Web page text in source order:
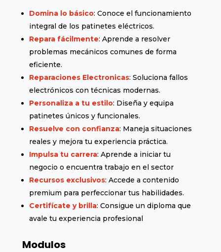
Domina lo básico: Conoce el funcionamiento
integral de los patinetes eléctricos.
Repara fácilmente: Aprende a resolver
problemas mecánicos comunes de forma
eficiente.
Reparaciones Electronicas: Soluciona fallos
electrónicos con técnicas modernas.
Personaliza a tu estilo: Diseña y equipa
patinetes únicos y funcionales.
Resuelve con confianza: Maneja situaciones
reales y mejora tu experiencia práctica.
Impulsa tu carrera: Aprende a iniciar tu
negocio o encuentra trabajo en el sector
Recursos exclusivos: Accede a contenido
premium para perfeccionar tus habilidades.
Certifícate y brilla: Consigue un diploma que
avale tu experiencia profesional
Modulos